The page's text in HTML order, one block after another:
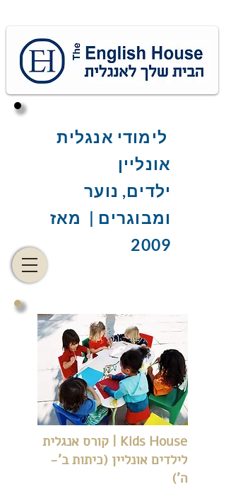
לימודי אנגלית
אונליין
ילדים, נוער
ומבוגרים | מאז
2009
Kids House | קורס אנגלית
לילדים אונליין (כיתות ב'-
ה')